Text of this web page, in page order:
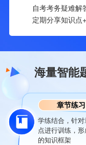
自考考务疑难解
定期分享知识点
海量智能
章节练习
学练结合，针
点进行训练，
的知识框架